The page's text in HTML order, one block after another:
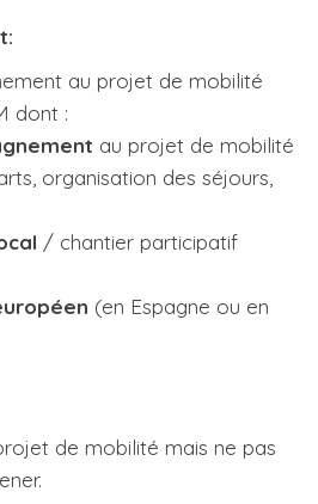
au projet de mobilité
dont :
au projet de mobilité
organisation des séjours,
/ chantier participatif
(en Espagne ou en
de mobilité mais ne pas